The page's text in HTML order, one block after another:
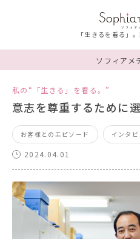
「生きるを看る」
訪問看護を知る
お楽しみ
お悩み相談
ソフィアメ
私の“「生きる」を看る。”
意志を尊重するために
お客様とのエピソード インタビ
2024.04.01